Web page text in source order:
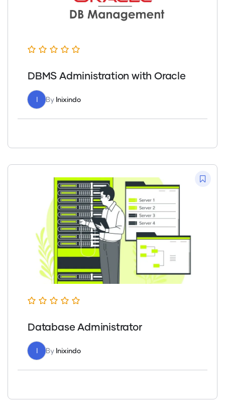
DBMS Administration with Oracle
I By Inixindo
Database Administrator
I By Inixindo